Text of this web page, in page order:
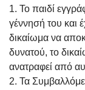
1. Το παιδί
γέννησή του και
δικαίωμα να
δυνατού, το
ανατραφεί από
2. Τα